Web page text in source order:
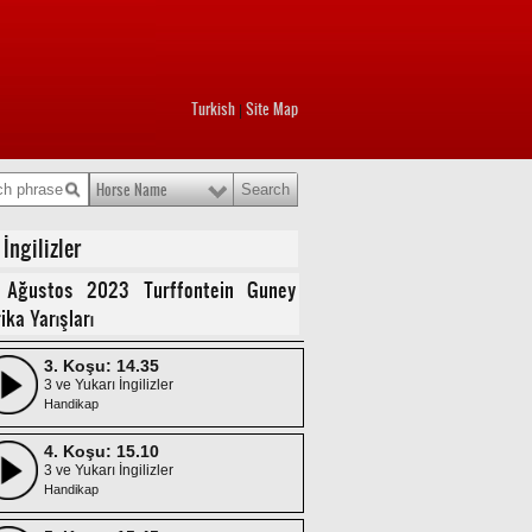
Turkish Site Map
Horse Name
İngilizler
2023 Turffontein Guney
Yarışları
1. Koşu: 13.30
2. Koşu: 14.00
3 ve Yukarı İngilizler
Maiden/Dişi
3. Koşu: 14.35
3 ve Yukarı İngilizler
Handikap
4. Koşu: 15.10
3 ve Yukarı İngilizler
Handikap